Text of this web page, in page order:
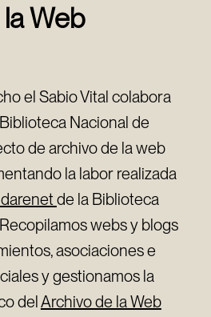
Web
el Sabio Vital colabora
Nacional de
de archivo de la web
la labor realizada
de la Biblioteca
webs y blogs
asociaciones e
y gestionamos la
delArchivo de la Web